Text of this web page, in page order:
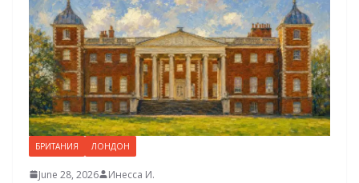
БРИТАНИЯ ЛОНДОН
June 28, 2026 Инесса И.